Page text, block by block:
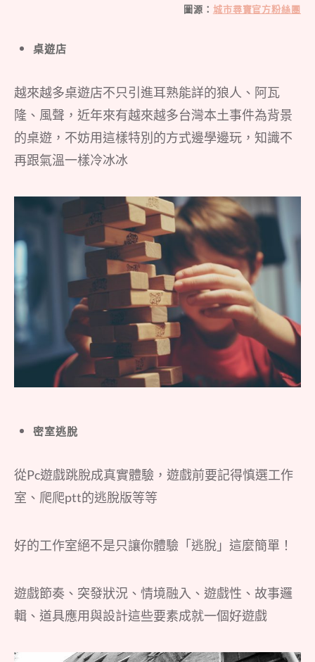
圖源： 城市尋寶官方粉絲團
桌遊店
越來越多桌遊店不只引進耳熟能詳的狼人、阿瓦
隆、風聲，近年來有越來越多台灣本土事件為背景
的桌遊，不妨用這樣特別的方式邊學邊玩，知識不
再跟氣溫一樣冷冰冰
密室逃脫
從Pc遊戲跳脫成真實體驗，遊戲前要記得慎選工作
室、爬爬ptt的逃脫版等等
好的工作室絕不是只讓你體驗「逃脫」這麼簡單！
遊戲節奏、突發狀況、情境融入、遊戲性、故事邏
輯、道具應用與設計這些要素成就一個好遊戲